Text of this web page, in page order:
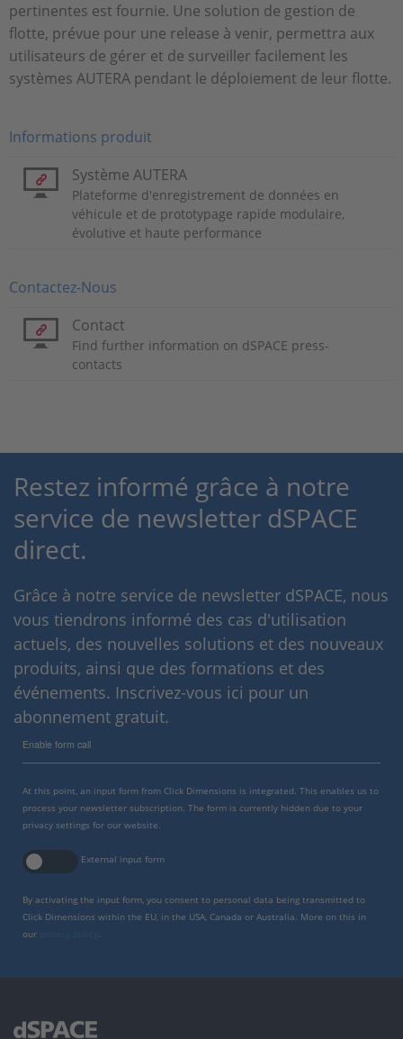
pertinentes est fournie. Une solution de gestion de
flotte, prévue pour une release à venir, permettra aux
utilisateurs de gérer et de surveiller facilement les
systèmes AUTERA pendant le déploiement de leur flotte.
Informations produit
Système AUTERA
Plateforme d'enregistrement de données en
véhicule et de prototypage rapide modulaire,
évolutive et haute performance
Contactez-Nous
Contact
Find further information on dSPACE press-
contacts
Restez informé grâce à notre
service de newsletter dSPACE
direct.
Grâce à notre service de newsletter dSPACE, nous
vous tiendrons informé des cas d'utilisation
actuels, des nouvelles solutions et des nouveaux
produits, ainsi que des formations et des
événements. Inscrivez-vous ici pour un
abonnement gratuit.
Enable form call
At this point, an input form from Click Dimensions is integrated. This enables us to
process your newsletter subscription. The form is currently hidden due to your
privacy settings for our website.
External input form
By activating the input form, you consent to personal data being transmitted to
Click Dimensions within the EU, in the USA, Canada or Australia. More on this in
our